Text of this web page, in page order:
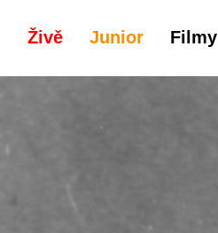
Živě Junior Filmy